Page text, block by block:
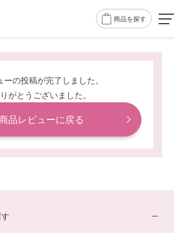
商品を探す
ーの投稿が完了しました。
がとうございました。
品レビューに戻る